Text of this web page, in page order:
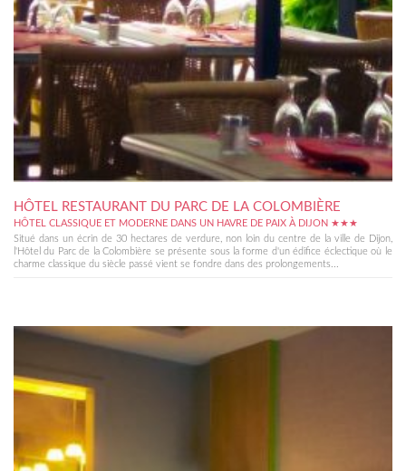
HÔTEL RESTAURANT DU PARC DE LA COLOMBIÈRE
HÔTEL CLASSIQUE ET MODERNE DANS UN HAVRE DE PAIX À DIJON ★★★
Situé dans un écrin de 30 hectares de verdure, non loin du centre de la ville de Dijon,
l'Hôtel du Parc de la Colombière se présente sous la forme d'un édifice éclectique où le
charme classique du siècle passé vient se fondre dans des prolongements...